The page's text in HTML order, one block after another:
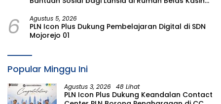
6 Agustus 5, 2026
PLN Icon Plus Dukung Pembelajaran Digital di SDN
Mojorejo 01
Popular Minggu Ini
Agustus 3, 2026 48 Lihat
PLN Icon Plus Dukung Keandalan Contact